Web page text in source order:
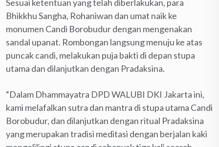
Sesuai ketentuan yang telah diberlakukan, para
Bhikkhu Sangha, Rohaniwan dan umat naik ke
monumen Candi Borobudur dengan mengenakan
sandal upanat. Rombongan langsung menuju ke atas
puncak candi, melakukan puja bakti di depan stupa
utama dan dilanjutkan dengan Pradaksina.
“Dalam Dhammayatra DPD WALUBI DKI Jakarta ini,
kami melafalkan sutra dan mantra di stupa utama Candi
Borobudur, dan dilanjutkan dengan ritual Pradaksina
yang merupakan tradisi meditasi dengan berjalan kaki